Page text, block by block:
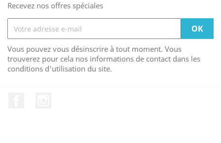
Recevez nos offres spéciales
Vous pouvez vous désinscrire à tout moment. Vous
trouverez pour cela nos informations de contact dans les
conditions d'utilisation du site.